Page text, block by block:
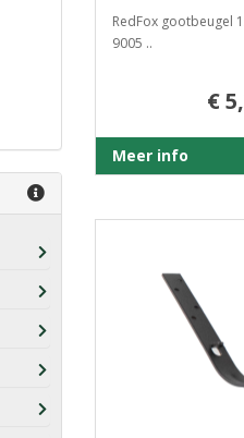
RedFox gootbeugel
9005 ..
€
Meer info